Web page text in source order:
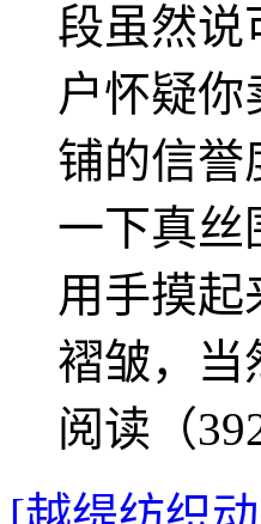
段虽然说
户怀疑你
铺的信誉
一下真丝
用手摸起
褶皱，当
阅读（